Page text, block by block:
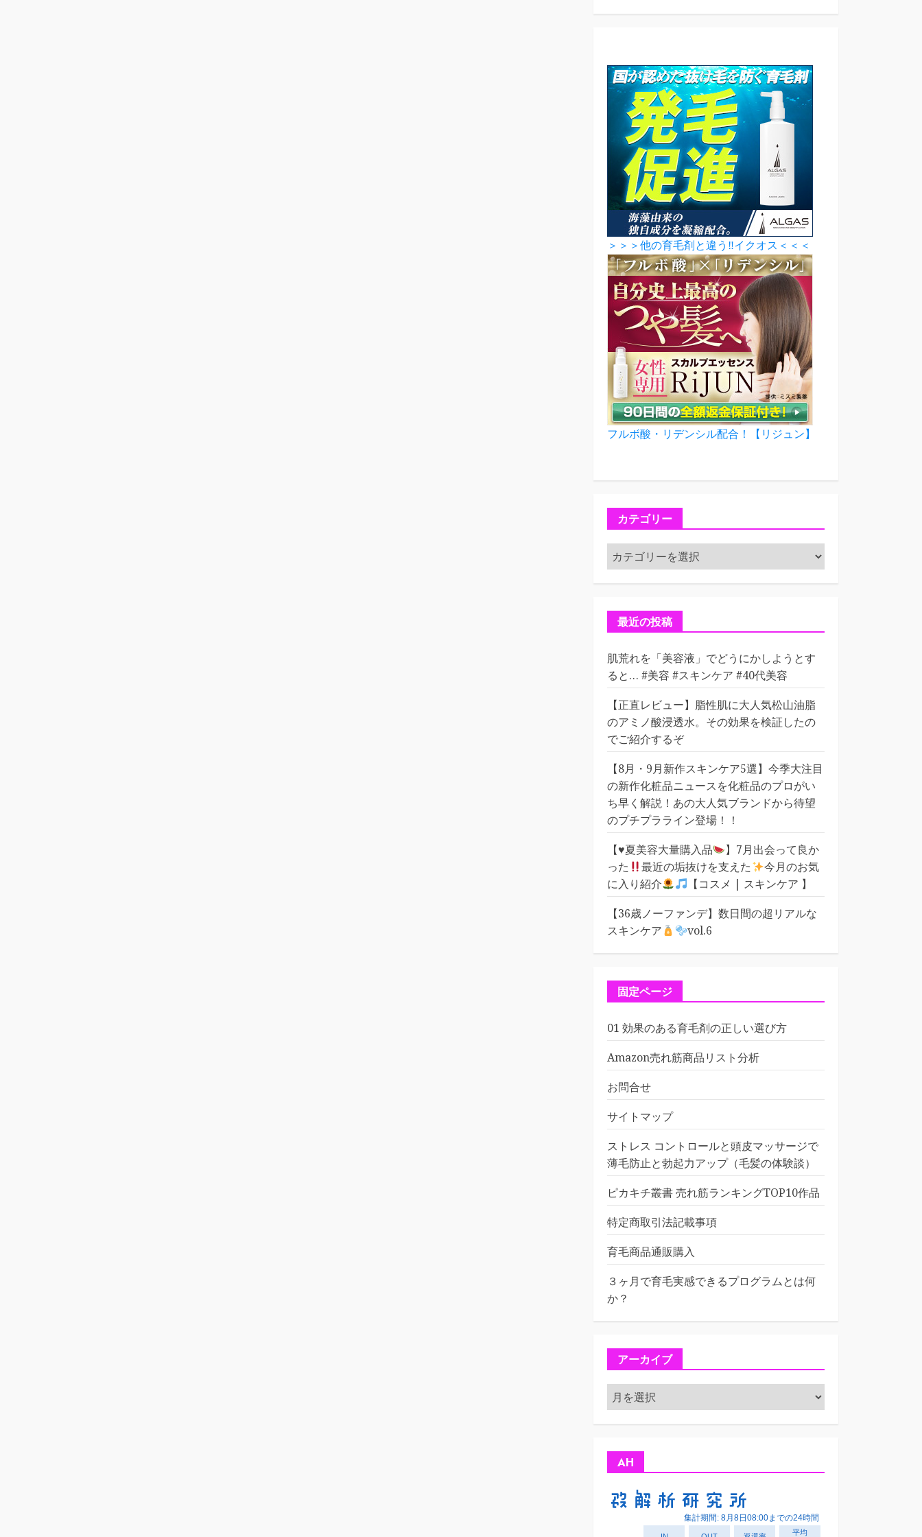
＞＞＞他の育毛剤と違う‼イクオス＜＜＜
フルボ酸・リデンシル配合！【リジュン】
カテゴリー
カ
テ
ゴ
ー最近の投稿
肌荒れを「美容液」でどうにかしようとす
ると… #美容 #スキンケア #40代美容
【正直レビュー】脂性肌に大人気松山油脂
のアミノ酸浸透水。その効果を検証したの
でご紹介するぞ
【8月・9月新作スキンケア5選】今季大注目
の新作化粧品ニュースを化粧品のプロがい
ち早く解説！あの大人気ブランドから待望
のプチプラライン登場！！
【♥️夏美容大量購入品
】7月出会って良か
った
最近の垢抜けを支えた
今月のお気
に入り紹介
【コスメ | スキンケア 】
【36歳ノーファンデ】数日間の超リアルな
スキンケア
vol.6
固定ページ
01 効果のある育毛剤の正しい選び方
Amazon売れ筋商品リスト分析
お問合せ
サイトマップ
ストレス コントロールと頭皮マッサージで
薄毛防止と勃起力アップ（毛髪の体験談）
ピカキチ叢書 売れ筋ランキングTOP10作品
特定商取引法記載事項
育毛商品通販購入
３ヶ月で育毛実感できるプログラムとは何
か？
アーカイブ
ア
ー
カ
AH